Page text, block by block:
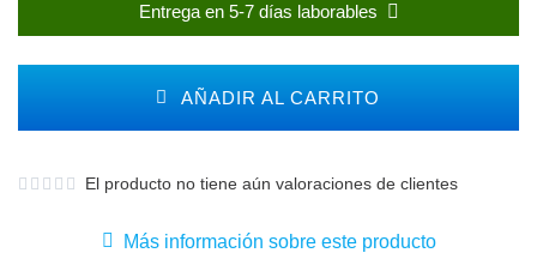
Entrega en 5-7 días laborables
AÑADIR AL CARRITO
El producto no tiene aún valoraciones de clientes
Más información sobre este producto